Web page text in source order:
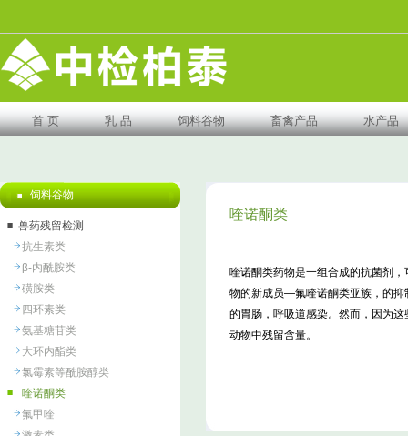
首 页 乳 品 饲料谷物 畜禽产品 水产品
饲料谷物
兽药残留检测
抗生素类
β-内酰胺类
磺胺类
四环素类
氨基糖苷类
大环内酯类
氯霉素等酰胺醇类
喹诺酮类
氟甲喹
喹诺酮类
喹诺酮类药物是一组合成的抗菌剂
物的新成员—氟喹诺酮类亚族，的抑
的胃肠，呼吸道感染。然而，因为
动物中残留含量。